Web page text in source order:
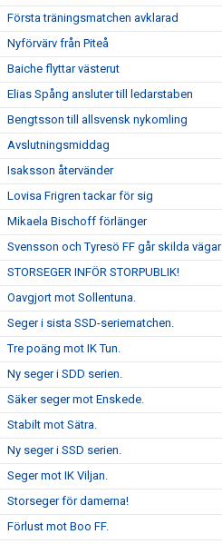
Första träningsmatchen avklarad
Nyförvärv från Piteå
Baiche flyttar västerut
Elias Spång ansluter till ledarstaben
Bengtsson till allsvensk nykomling
Avslutningsmiddag
Isaksson återvänder
Lovisa Frigren tackar för sig
Mikaela Bischoff förlänger
Svensson och Tyresö FF går skilda vägar
STORSEGER INFÖR STORPUBLIK!
Oavgjort mot Sollentuna.
Seger i sista SSD-seriematchen.
Tre poäng mot IK Tun.
Ny seger i SDD serien.
Säker seger mot Enskede.
Stabilt mot Sätra.
Ny seger i SSD serien.
Seger mot IK Viljan.
Storseger för damerna!
Förlust mot Boo FF.